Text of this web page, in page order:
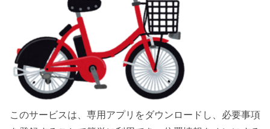
このサービスは、専用アプリをダウンロードし、必要事項